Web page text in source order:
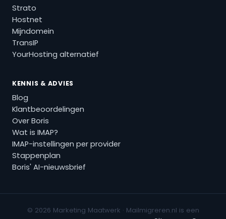
Strato
Hostnet
Mijndomein
TransIP
YourHosting alternatief
KENNIS & ADVIES
Blog
Klantbeoordelingen
Over Boris
Wat is IMAP?
IMAP-instellingen per provider
Stappenplan
Boris' AI-nieuwsbrief
© 2026 Marketing Maatwerk · Mailmigreren.nl is een